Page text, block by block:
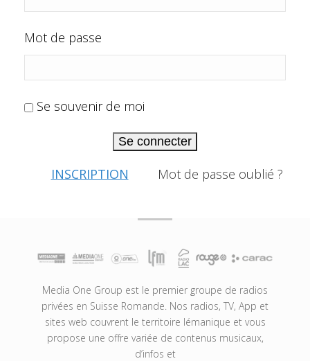
Mot de passe
Se souvenir de moi
Se connecter
INSCRIPTION Mot de passe oublié ?
Media One Group est le premier groupe de radios
privées en Suisse Romande. Nos radios, TV, App et
sites web couvrent le territoire lémanique et vous
propose une offre variée de contenus musicaux,
d’infos et